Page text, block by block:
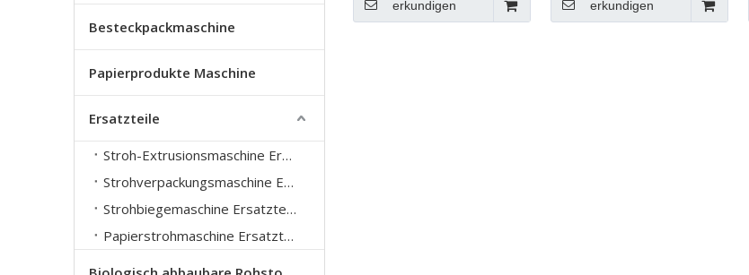
Besteckpackmaschine
Papierprodukte Maschine
Ersatzteile
Stroh-Extrusionsmaschine Ersatzteile
Strohverpackungsmaschine Ersatzteile
Strohbiegemaschine Ersatzteile
Papierstrohmaschine Ersatzteile
erkundigen erkundigen